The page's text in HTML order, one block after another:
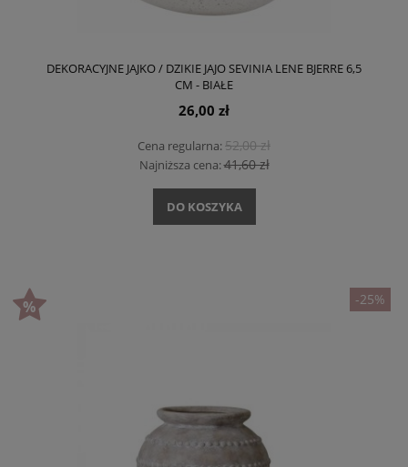
DEKORACYJNE JAJKO / DZIKIE JAJO SEVINIA LENE BJERRE 6,5
CM - BIAŁE
26,00 zł
Cena regularna:52,00 zł
Najniższa cena:41,60 zł
DO KOSZYKA
-25%